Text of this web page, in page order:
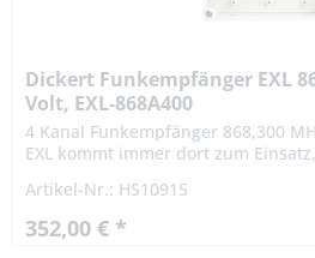
Dickert Funkempfänger EXL
Volt, EXL-868A400
4 Kanal Funkempfänger 868,300
EXL kommt immer dort zum
eingelernt...
Artikel-Nr.: HS10915
352,00 € *